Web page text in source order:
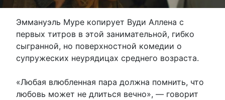
Эммануэль Муре копирует Вуди Аллена с
первых титров в этой занимательной, гибко
сыгранной, но поверхностной комедии о
супружеских неурядицах среднего возраста.
«Любая влюбленная пара должна помнить, что
любовь может не длиться вечно», — говорит